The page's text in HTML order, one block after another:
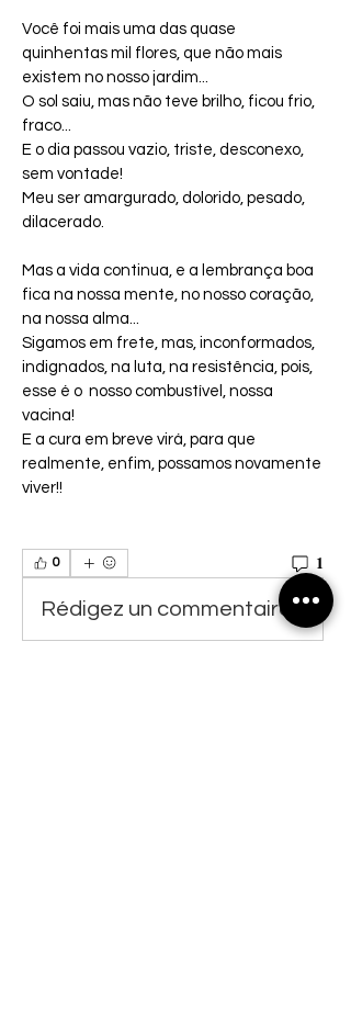
Você foi mais uma das quase
quinhentas mil flores, que não mais
existem no nosso jardim...
O sol saiu, mas não teve brilho, ficou frio,
fraco...
E o dia passou vazio, triste, desconexo,
sem vontade!
Meu ser amargurado, dolorido, pesado,
dilacerado.
Mas a vida continua, e a lembrança boa
fica na nossa mente, no nosso coração,
na nossa alma...
Sigamos em frete, mas, inconformados,
indignados, na luta, na resistência, pois,
esse é o  nosso combustível, nossa
vacina!
E a cura em breve virá, para que
realmente, enfim, possamos novamente
viver!!
0 1
Rédigez un commentaire...